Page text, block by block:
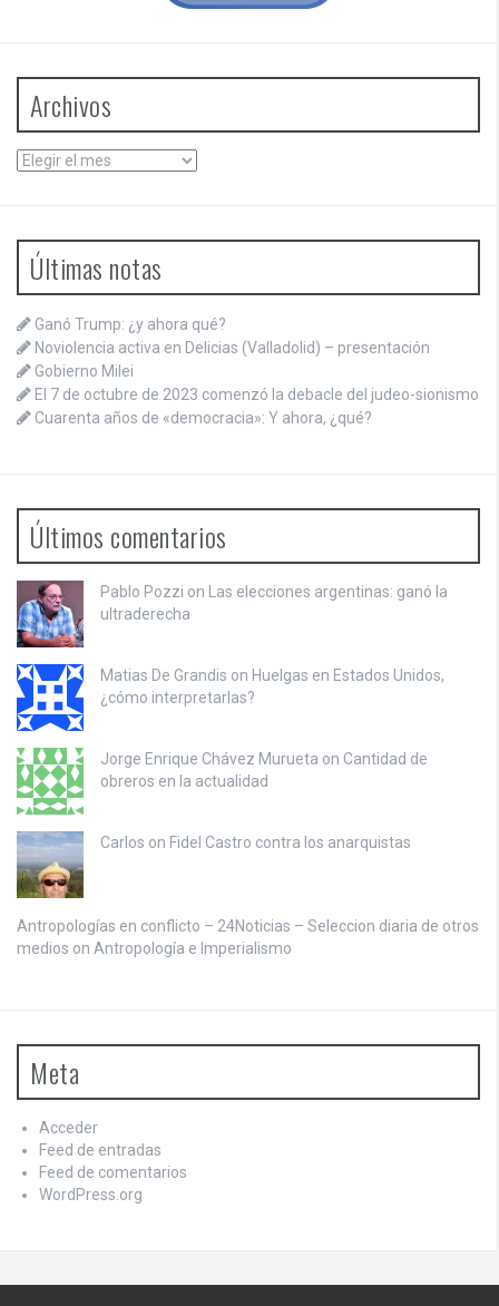
Archivos
Archivos
Últimas notas
Ganó Trump: ¿y ahora qué?
Noviolencia activa en Delicias (Valladolid) – presentación
Gobierno Milei
El 7 de octubre de 2023 comenzó la debacle del judeo-sionismo
Cuarenta años de «democracia»: Y ahora, ¿qué?
Últimos comentarios
Pablo Pozzi on Las elecciones argentinas: ganó la
ultraderecha
Matias De Grandis on Huelgas en Estados Unidos,
¿cómo interpretarlas?
Jorge Enrique Chávez Murueta on Cantidad de
obreros en la actualidad
Carlos on Fidel Castro contra los anarquistas
Antropologías en conflicto – 24Noticias – Seleccion diaria de otros
medios on Antropología e Imperialismo
Meta
Acceder
Feed de entradas
Feed de comentarios
WordPress.org